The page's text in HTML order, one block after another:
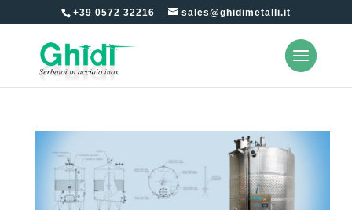
+39 0572 32216 sales@ghidimetalli.it